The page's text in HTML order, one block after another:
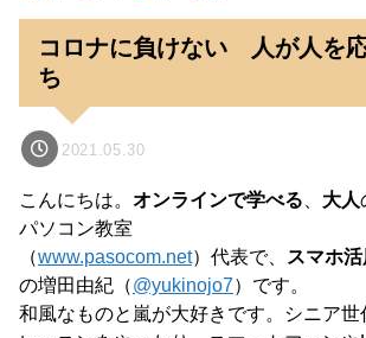
コロナに負けない 人が人を
ち
2021.05.30
こんにちは。 オンラインで学べる 大人
パソコン教室
（www.pasocom.net）代表で、 スマホ活
の増田由紀（@yukinojo7）です。
和風なものと嵐が大好きです。シニア世